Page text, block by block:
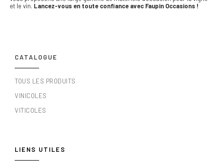
et le vin. Lancez-vous en toute confiance avec Faupin Occasions !
CATALOGUE
TOUS LES PRODUITS
VINICOLES
VITICOLES
LIENS UTILES